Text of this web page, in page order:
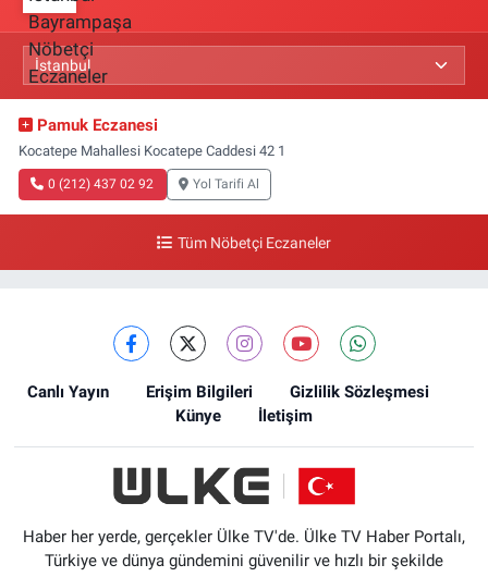
Pamuk Eczanesi
Kocatepe Mahallesi Kocatepe Caddesi 42 1
0 (212) 437 02 92 Yol Tarifi Al
Tüm Nöbetçi Eczaneler
Canlı Yayın Erişim Bilgileri
Gizlilik Sözleşmesi
Künye
İletişim
Haber her yerde, gerçekler Ülke TV'de. Ülke TV Haber Portalı,
Türkiye ve dünya gündemini güvenilir ve hızlı bir şekilde